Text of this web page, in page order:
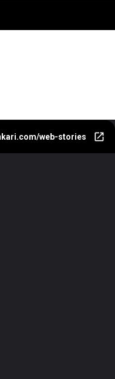
web-stories